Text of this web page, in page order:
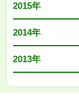
2015年
2014年
2013年